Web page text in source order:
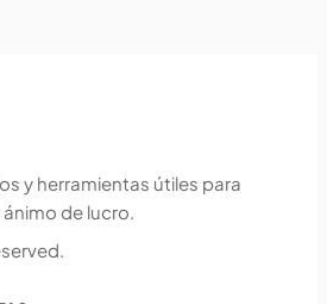
y herramientas útiles para
de lucro.